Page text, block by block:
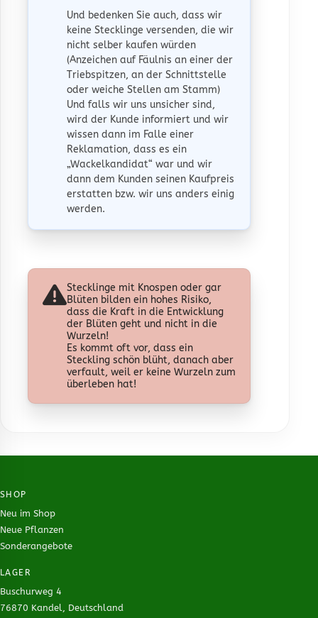
Und bedenken Sie auch, dass wir
keine Stecklinge versenden, die wir
nicht selber kaufen würden
(Anzeichen auf Fäulnis an einer der
Triebspitzen, an der Schnittstelle
oder weiche Stellen am Stamm)
Und falls wir uns unsicher sind,
wird der Kunde informiert und wir
wissen dann im Falle einer
Reklamation, dass es ein
„Wackelkandidat“ war und wir
dann dem Kunden seinen Kaufpreis
erstatten bzw. wir uns anders einig
werden.
Stecklinge mit Knospen oder gar
Blüten bilden ein hohes Risiko,
dass die Kraft in die Entwicklung
der Blüten geht und nicht in die
Wurzeln!
Es kommt oft vor, dass ein
Steckling schön blüht, danach aber
verfault, weil er keine Wurzeln zum
überleben hat!
SHOP
Neu im Shop
Neue Pflanzen
Sonderangebote
LAGER
Buschurweg 4
76870 Kandel, Deutschland